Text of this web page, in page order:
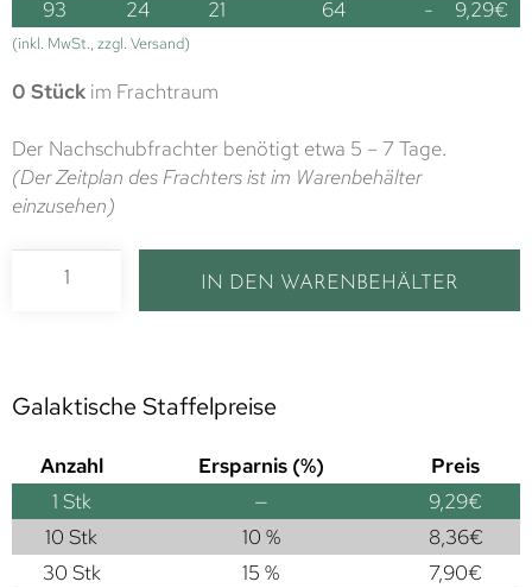
93
24 21 64 - 9,29€
(inkl. MwSt., zzgl. Versand)
0 Stück im Frachtraum
Der Nachschubfrachter benötigt etwa 5 – 7 Tage.
(Der Zeitplan des Frachters ist im Warenbehälter
einzusehen)
IN DEN WARENBEHÄLTER
Galaktische Staffelpreise
Anzahl Ersparnis (%)
Preis
1 Stk — 9,29€
10 Stk
10 % 8,36€
30 Stk
15 % 7,90€